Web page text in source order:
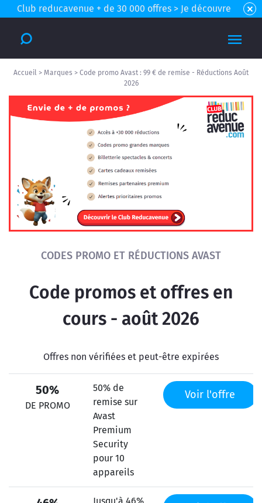
Club reducavenue + de 30 000 offres > Je découvre
Accueil > Marques > Code promo Avast : 99 € de remise - Réductions Août
2026
CODES PROMO ET RÉDUCTIONS AVAST
Code promos et offres en
cours - août 2026
Offres non vérifiées et peut-être expirées
50%
DE PROMO
50% de
remise sur
Avast
Premium
Security
pour 10
appareils
Voir l'offre